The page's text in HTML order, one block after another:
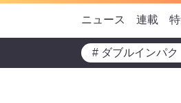
ニュース 連載
# ダブルインパ